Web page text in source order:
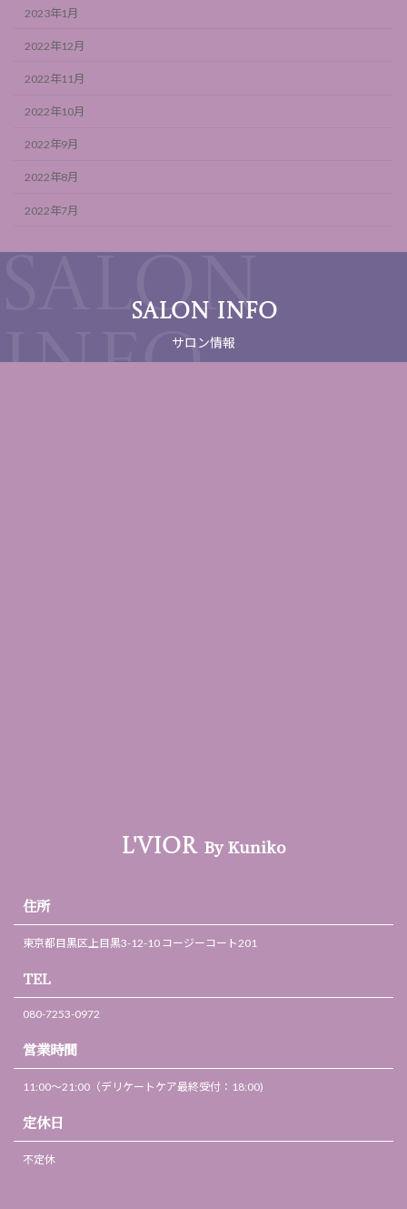
2023年1月
2022年12月
2022年11月
2022年10月
2022年9月
2022年8月
2022年7月
SALON INFO
サロン情報
L'VIOR By Kuniko
住所
東京都目黒区上目黒3-12-10 コージーコート201
TEL
080-7253-0972
営業時間
11:00～21:00（デリケートケア最終受付：18:00)
定休日
不定休